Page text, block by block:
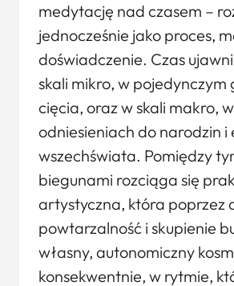
medytację nad czasem –
jednocześnie jako proces,
doświadczenie. Czas
skali mikro, w pojedynczym
cięcia, oraz w skali makro, w
odniesieniach do narodzin i
wszechświata. Pomiędzy
biegunami rozciąga się
artystyczna, która poprzez
powtarzalność i skupienie
własny, autonomiczny
konsekwentnie, w rytmie,